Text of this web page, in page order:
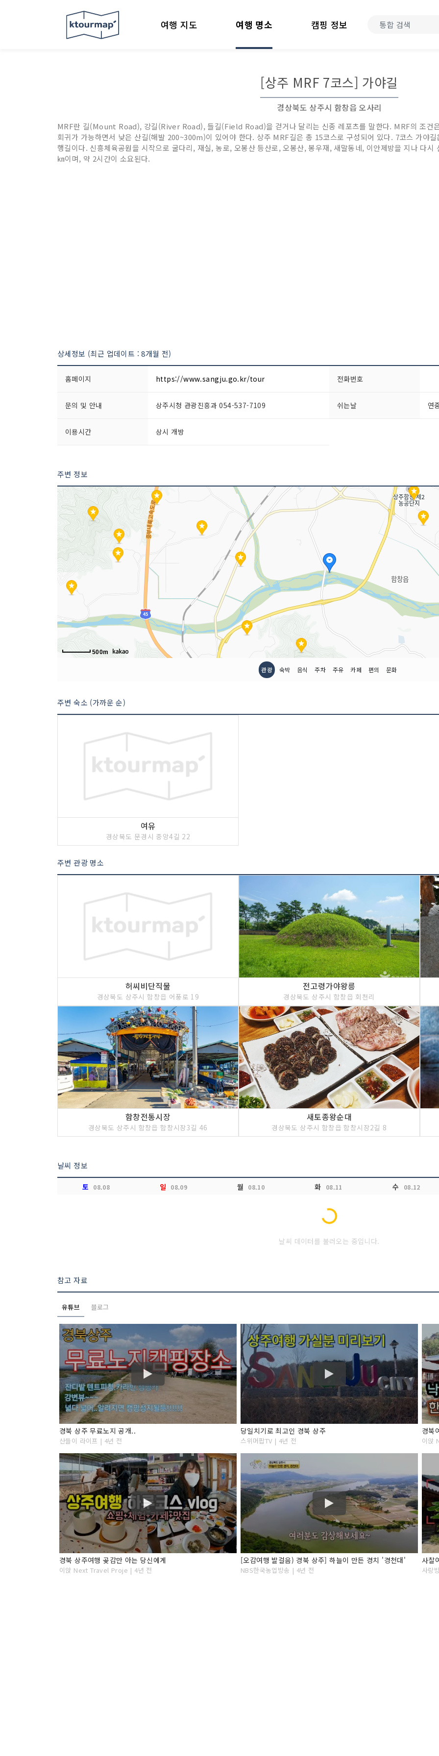
여행 지도 여행 명소 캠핑 정보
[상주 MRF 7코스] 가야길
경상북도 상주시 함창읍 오사리
MRF란 길(Mount Road), 강길(River Road), 들길(Field Road)을 걷거나 달리는 신종 레포츠를 말한다. MRF의 조건
회귀가 가능하면서 낮은 산길(해발 200~300m)이 있어야 한다. 상주 MRF길은 총 15코스로 구성되어 있다. 7코스 가야
행길이다. 신흥체육공원을 시작으로 굴다리, 재실, 농로, 오봉산 등산로, 오봉산, 봉우재, 새말동네, 이안제방을 지나 다
㎞이며, 약 2시간이 소요된다.
상세정보 (최근 업데이트 : 8개월 전)
홈페이지 https://www.sangju.go.kr/tour 전화번호
문의 및 안내 상주시청 관광진흥과 054-537-7109 쉬는날 연
이용시간 상시 개방
주변 정보
500m
관광 숙박 음식 주차 주유 카페 편의 문화
주변 숙소 (가까운 순)
여유
경상북도 문경시 중앙4길 22
주변 관광 명소
허씨비단직물
경상북도 상주시 함창읍 어풍로 19
전고령가야왕릉
경상북도 상주시 함창읍 회천리
함창전통시장
경상북도 상주시 함창읍 함창시장3길 46
새토종왕순대
경상북도 상주시 함창읍 함창시장2길 8
날씨 정보
토 08.08 일 08.09 월 08.10 화 08.11 수 08.12
Loading...
날씨 데이터를 불러오는 중입니다.
참고 자료
유튜브 블로그
경북 상주 무료노지 공개..
산들이 라이프 | 4년 전
당일치기로 최고인 경북 상주
스위머팝TV | 4년 전
경북
이앉
경북 상주여행 곶감만 아는 당신에게
이앉 Next Travel Proje | 4년 전
[오감여행 발걸음) 경북 상주] 하늘이 만든 경치 '경천대'
NBS한국농업방송 | 4년 전 사랑